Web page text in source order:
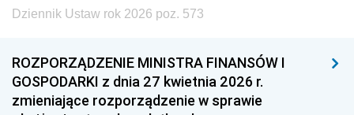
Dziennik Ustaw rok 2026 poz. 573
ROZPORZĄDZENIE MINISTRA FINANSÓW I
GOSPODARKI z dnia 27 kwietnia 2026 r.
zmieniające rozporządzenie w sprawie